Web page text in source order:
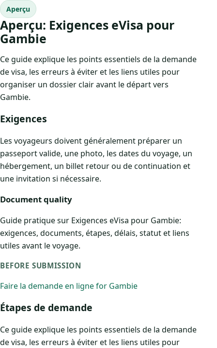
Aperçu
Aperçu: Exigences eVisa pour
Gambie
Ce guide explique les points essentiels de la demande
de visa, les erreurs à éviter et les liens utiles pour
organiser un dossier clair avant le départ vers
Gambie.
Exigences
Les voyageurs doivent généralement préparer un
passeport valide, une photo, les dates du voyage, un
hébergement, un billet retour ou de continuation et
une invitation si nécessaire.
Document quality
Guide pratique sur Exigences eVisa pour Gambie:
exigences, documents, étapes, délais, statut et liens
utiles avant le voyage.
BEFORE SUBMISSION
Faire la demande en ligne for Gambie
Étapes de demande
Ce guide explique les points essentiels de la demande
de visa, les erreurs à éviter et les liens utiles pour